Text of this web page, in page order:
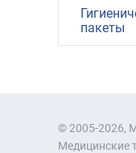
пакеты
© 2005-2026,
Медицинские